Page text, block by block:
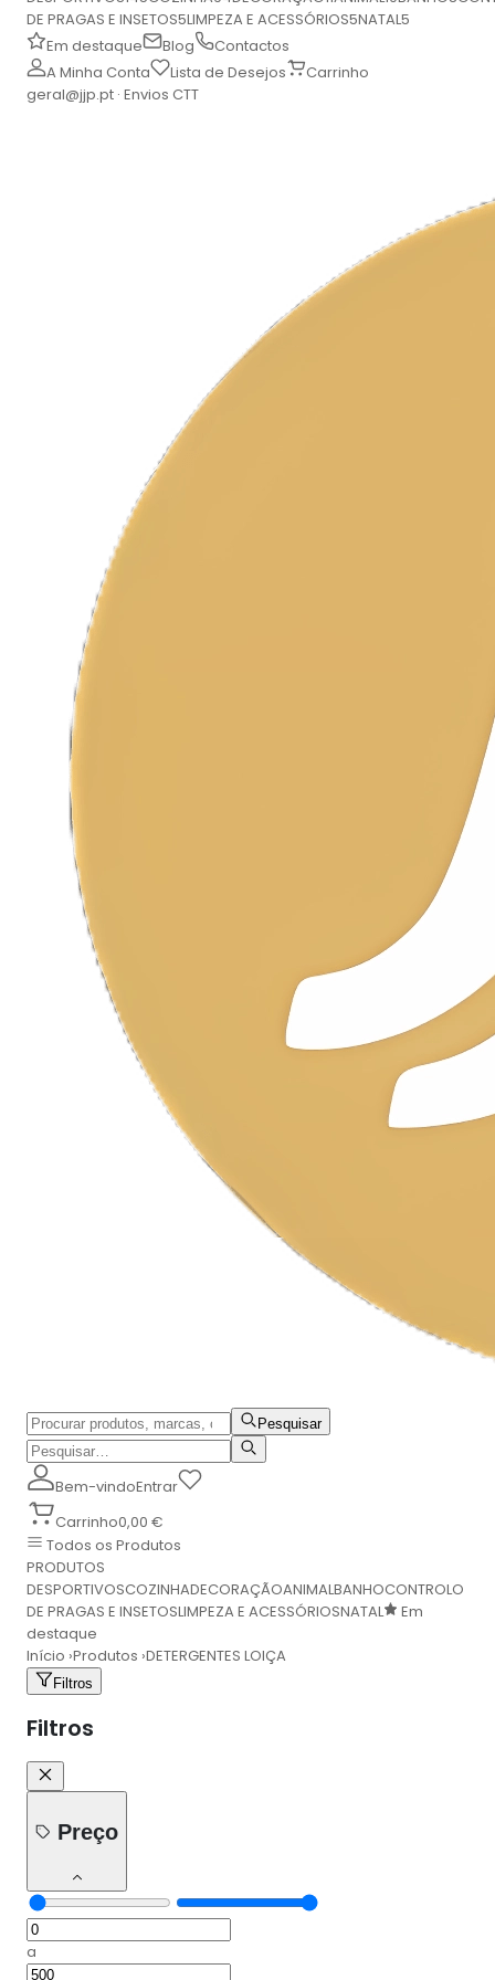
DE PRAGAS E INSETOS5LIMPEZA E ACESSÓRIOS5NATAL5
Em destaque
Blog
Contactos
A Minha Conta
Lista de Desejos
Carrinho
geral@jjp.pt · Envios CTT
Pesquisar
Bem-vindoEntrar
Carrinho0,00 €
Todos os Produtos
PRODUTOS
DESPORTIVOSCOZINHADECORAÇÃOANIMALBANHOCONTROLO
DE PRAGAS E INSETOSLIMPEZA E ACESSÓRIOSNATAL
Em
destaque
Início ›Produtos ›DETERGENTES LOIÇA
Filtros
Filtros
Preço
a